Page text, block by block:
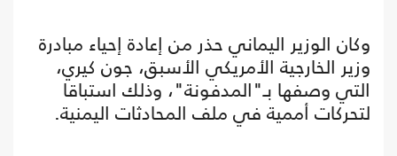
وكان الوزير اليماني حذر من إعادة إحياء مبادرة
وزير الخارجية الأمريكي الأسبق، جون كيري،
التي وصفها بـ"المدفونة"، وذلك استباقا
لتحركات أممية في ملف المحادثات اليمنية.